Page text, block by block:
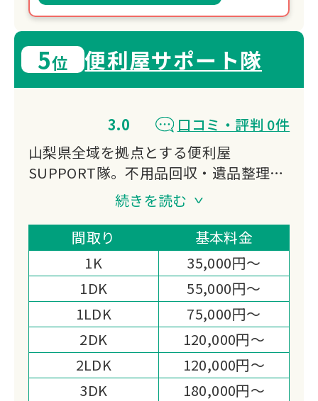
5位 便利屋サポート隊
3.0
口コミ・評判 0件
山梨県全域を拠点とする便利屋
SUPPORT隊。不用品回収・遺品整理・
ゴミ屋敷清掃・ハウスクリーニングに加
え、庭石撤去など幅広いサービスを提
供。女性スタッフ在籍で丁寧な対応を心
がけ、損害保険加入済みで安心。無料見
積もり実施中です。
続きを読む
間取り
基本料金
1K
35,000円～
1DK
55,000円～
1LDK
75,000円～
2DK
120,000円～
2LDK
120,000円～
3DK
180,000円～